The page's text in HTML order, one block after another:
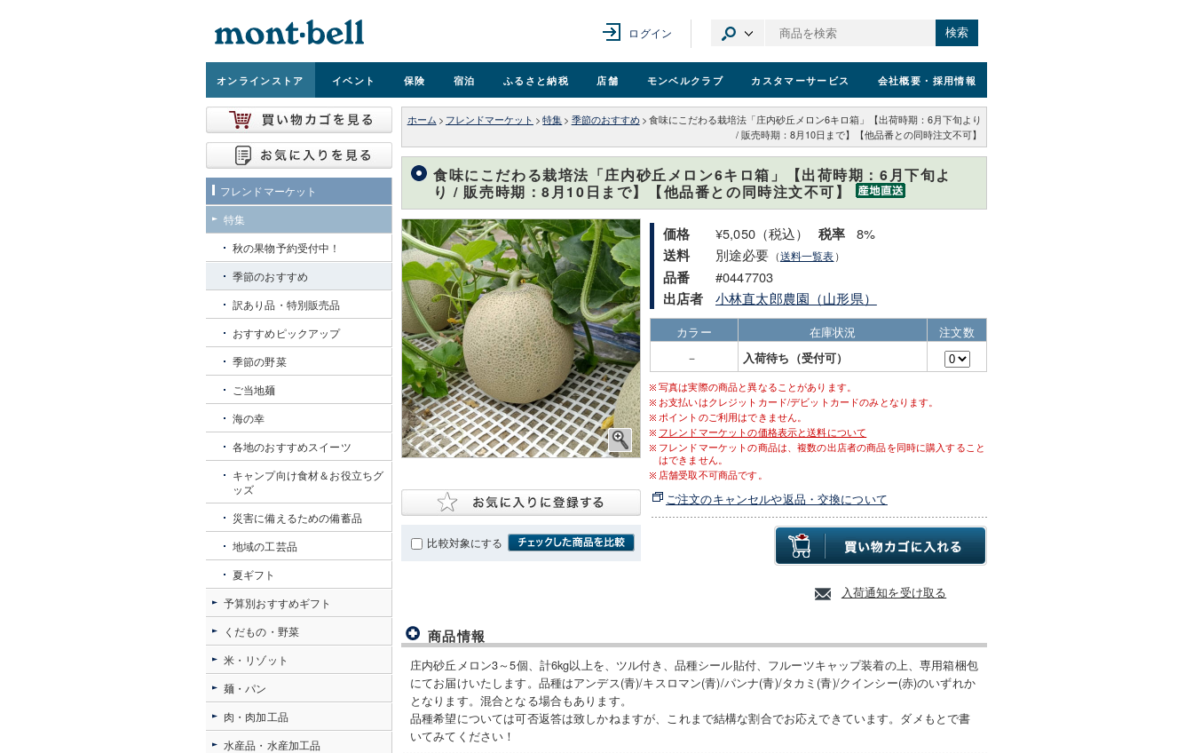
ログイン 検索
オンラインストア イベント 保険 宿泊 ふるさと納税 店舗 モンベルクラブ カスタマーサービス 会社概要 ・採用情報
ホーム > フレンドマーケット > 特集 > 季節のおすすめ > 食味にこだわる栽培法「庄内砂丘メロン6キロ箱」【出荷時期：6月下旬より
/ 販売時期：8月10日まで】【他品番との同時注文不可】
食味にこだわる栽培法「庄内砂丘メロン6キロ箱」【出荷時期：6月下旬よ
り / 販売時期：8月10日まで】【他品番との同時注文不可】
比較対象にする
価格 ¥5,050（税込） 税率 8%
送料 別途必要 （送料一覧表）
品番 #0447703
出店者 小林直太郎農園（山形県）
カラー 在庫状況
注文数
－
入荷待ち（受付可）
写真は実際の商品と異なることがあります。
お支払いはクレジットカード/デビットカードのみとなります。
ポイントのご利用はできません。
フレンドマーケットの価格表示と送料について
フレンドマーケットの商品は、複数の出店者の商品を同時に購入すること
はできません。
店舗受取不可商品です。
ご注文のキャンセルや返品・交換について
入荷通知を受け取る
商品情報
庄内砂丘メロン3～5個、計6kg以上を、ツル付き、品種シール貼付、フルーツキャップ装着の上、専用箱梱包
にてお届けいたします。品種はアンデス(青)/キスロマン(青)/パンナ(青)/タカミ(青)/クインシー(赤)のいずれか
となります。混合となる場合もあります。
品種希望については可否返答は致しかねますが、これまで結構な割合でお応えできています。ダメもとで書
いてみてください！
フレンドマーケット
特集
秋の果物予約受付中！
季節のおすすめ
訳あり品・特別販売品
おすすめピックアップ
季節の野菜
ご当地麺
海の幸
各地のおすすめスイーツ
キャンプ向け食材＆お役立ちグ
ッズ
災害に備えるための備蓄品
地域の工芸品
夏ギフト
予算別おすすめギフト
くだもの・野菜
米・リゾット
麺・パン
肉・肉加工品
水産品・水産加工品